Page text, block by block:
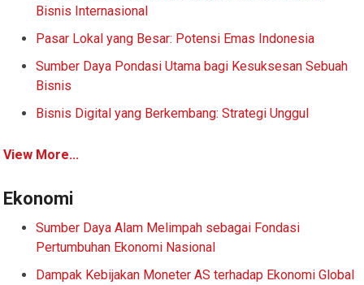
Bisnis Internasional
Pasar Lokal yang Besar: Potensi Emas Indonesia
Sumber Daya Pondasi Utama bagi Kesuksesan Sebuah
Bisnis
Bisnis Digital yang Berkembang: Strategi Unggul
View More...
Ekonomi
Sumber Daya Alam Melimpah sebagai Fondasi
Pertumbuhan Ekonomi Nasional
Dampak Kebijakan Moneter AS terhadap Ekonomi Global